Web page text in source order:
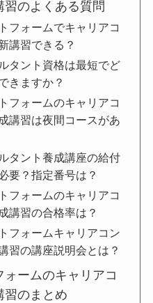
習のよくある質問
フォームでキャリアコ
講習できる？
タント資格は最短でど
きますか？
フォームのキャリアコ
講習は夜間コースがあ
タント養成講座の給付
要？指定番号は？
フォームのキャリアコ
講習の合格率は？
フォームキャリアコン
習の講座説明会とは？
ームのキャリアコ
習のまとめ